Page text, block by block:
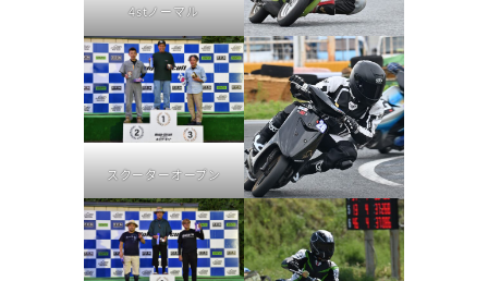
4stノーマル
スクーターオープン